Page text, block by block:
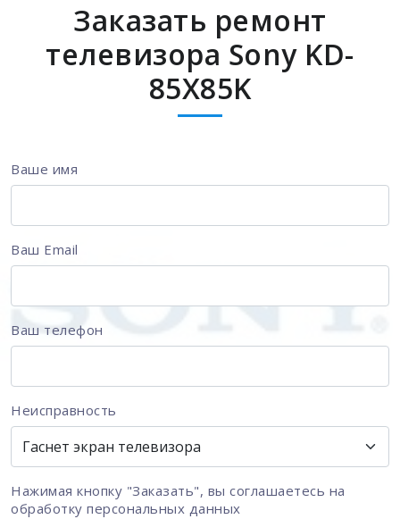
Заказать ремонт
телевизора Sony KD-
85X85K
Ваше имя
Ваш Email
Ваш телефон
Неисправность
Нажимая кнопку "Заказать", вы соглашаетесь на
обработку персональных данных